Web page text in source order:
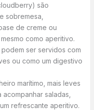
são
sobremesa,
de creme ou
como aperitivo.
ser servidos com
ou como um digestivo
marítimo, mais leves
saladas,
refrescante aperitivo.